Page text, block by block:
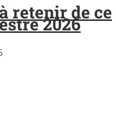
retenir de ce
2026